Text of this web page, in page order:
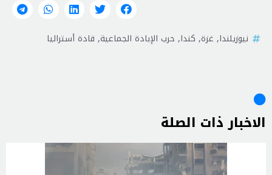
نيوزيلندا, غزة, كندا, حرب الإبادة الجماعية, قادة أستراليا
الاخبار ذات الصلة